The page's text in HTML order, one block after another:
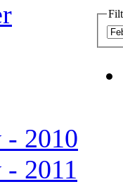
2010
2011